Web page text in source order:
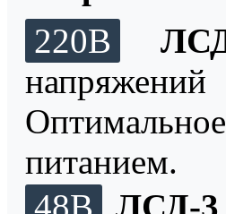
220В
питанием.